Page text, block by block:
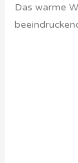
Das warme